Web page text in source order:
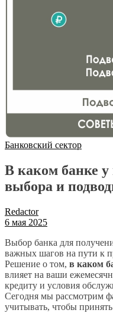
Банковский сектор
В каком банке у
выбора и
Redactor
6 мая 2025
Выбор банка для
важных шагов на пути к
Решение о том, в каком
влияет на ваши
кредиту и условия
Сегодня мы рассмотрим
учитывать, чтобы